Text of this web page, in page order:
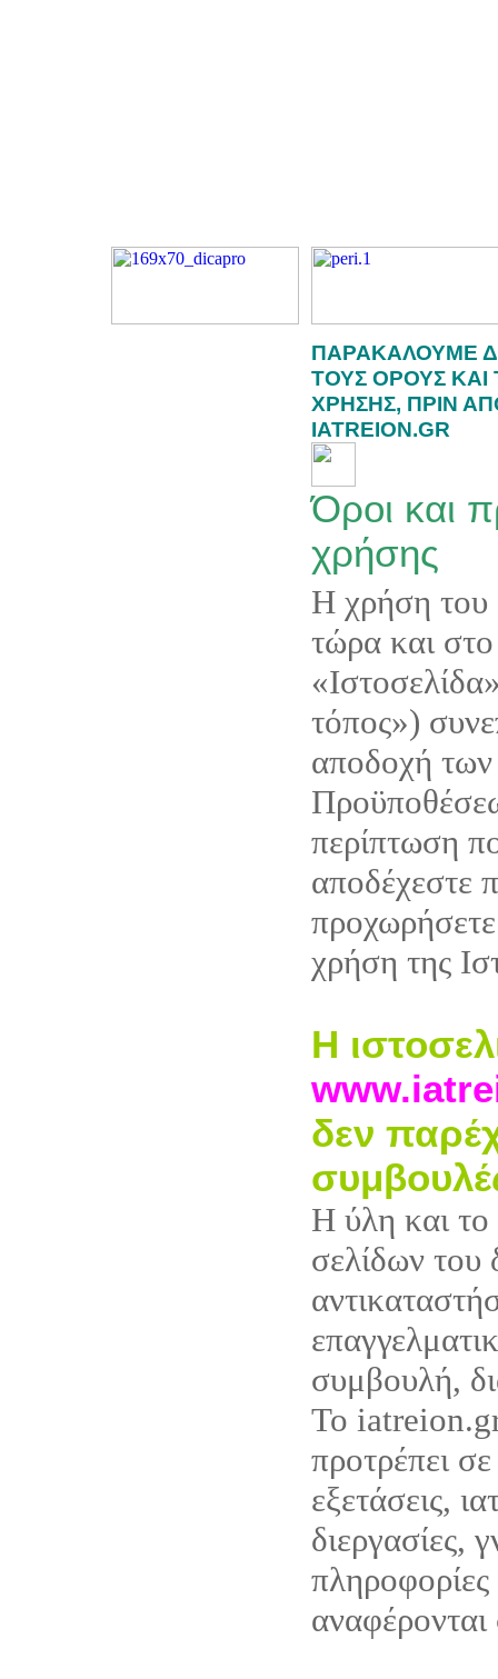
ΠΑΡΑΚΑΛΟΥΜΕ
ΤΟΥΣ ΟΡΟΥΣ ΚΑΙ
ΧΡΗΣΗΣ, ΠΡΙΝ
IATREION.GR
Όροι και
χρήσης
Η χρήση
τώρα και
τόπος»)
αποδοχή
περίπτωση
αποδέχεστε
χρήση της
Η
δεν
Η ύλη και το
σελίδων του
συμβουλή,
Το
προτρέπει
εξετάσεις,
διεργασίες,